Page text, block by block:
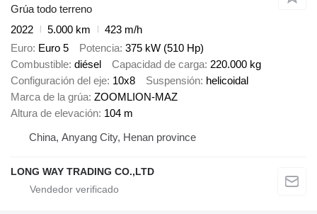
Grúa todo terreno
2022
5.000 km
423 m/h
Euro Euro 5 Potencia 375 kW (510 Hp)
Combustible diésel Capacidad de carga 220.000 kg
Configuración del eje 10x8 Suspensión helicoidal
Marca de la grúa ZOOMLION-MAZ
Altura de elevación 104 m
China, Anyang City, Henan province
LONG WAY TRADING CO.,LTD